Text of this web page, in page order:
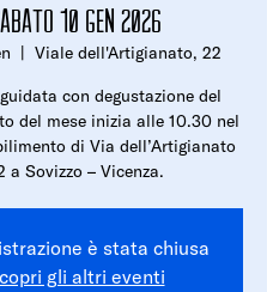
10 gen 2026
  |
Viale dell'Artigianato, 22
con degustazione del
del mese inizia alle 10.30 nel
di Via dell’Artigianato
a Sovizzo – Vicenza.
è stata chiusa
gli altri eventi